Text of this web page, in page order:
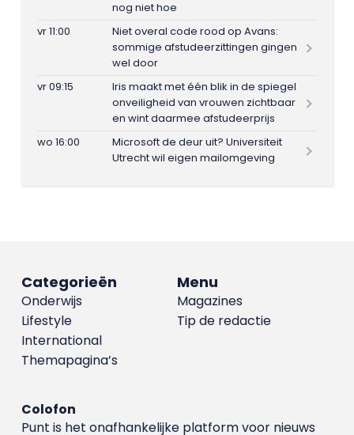
nog niet hoe
vr 11:00
Niet overal code rood op Avans:
sommige afstudeerzittingen gingen
wel door
vr 09:15
Iris maakt met één blik in de spiegel
onveiligheid van vrouwen zichtbaar
en wint daarmee afstudeerprijs
wo 16:00
Microsoft de deur uit? Universiteit
Utrecht wil eigen mailomgeving
Menu
Magazines
Tip de redactie
Categorieën
Onderwijs
Lifestyle
International
Themapagina’s
Colofon
Punt is het onafhankelijke platform voor nieuws